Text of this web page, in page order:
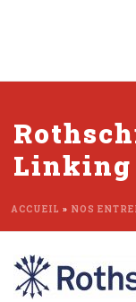
Linking
ACCUEIL » NOS